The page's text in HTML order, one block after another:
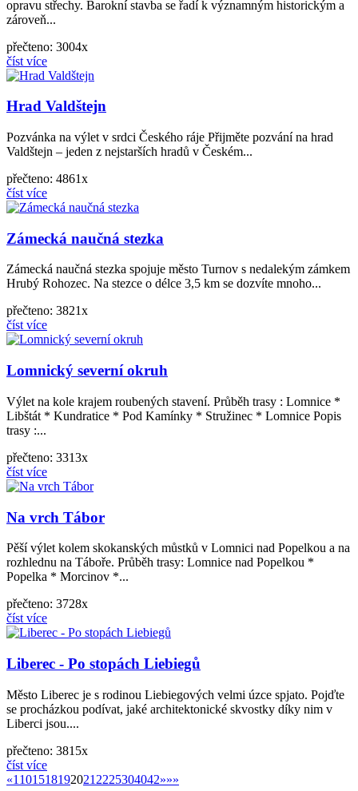
opravu střechy. Barokní stavba se řadí k významným historickým a
zároveň...
přečteno: 3004x
číst více
Hrad Valdštejn
Pozvánka na výlet v srdci Českého ráje Přijměte pozvání na hrad
Valdštejn – jeden z nejstarších hradů v Českém...
přečteno: 4861x
číst více
Zámecká naučná stezka
Zámecká naučná stezka spojuje město Turnov s nedalekým zámkem
Hrubý Rohozec. Na stezce o délce 3,5 km se dozvíte mnoho...
přečteno: 3821x
číst více
Lomnický severní okruh
Výlet na kole krajem roubených stavení. Průběh trasy : Lomnice *
Libštát * Kundratice * Pod Kamínky * Stružinec * Lomnice Popis
trasy :...
přečteno: 3313x
číst více
Na vrch Tábor
Pěší výlet kolem skokanských můstků v Lomnici nad Popelkou a na
rozhlednu na Táboře. Průběh trasy: Lomnice nad Popelkou *
Popelka * Morcinov *...
přečteno: 3728x
číst více
Liberec - Po stopách Liebiegů
Město Liberec je s rodinou Liebiegových velmi úzce spjato. Pojďte
se procházkou podívat, jaké architektonické skvostky díky nim v
Liberci jsou....
přečteno: 3815x
číst více
««1 101518192021 2225304042»»
»»